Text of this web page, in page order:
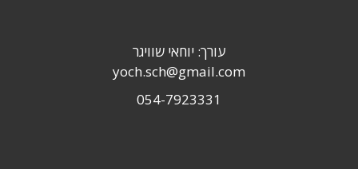
עורך: יוחאי שוויגר
yoch.sch@gmail.com
054-7923331